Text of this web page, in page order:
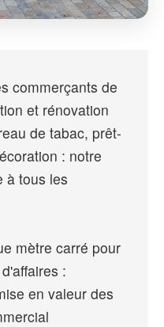
commerçants de
et rénovation
de tabac, prêt-
: notre
à tous les
mètre carré pour
:
en valeur des